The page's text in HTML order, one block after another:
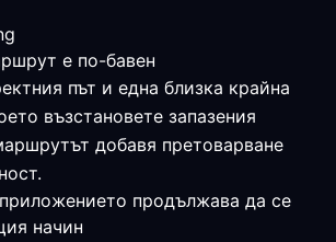
е по-бавен
път и една близка крайна
възстановете запазения
добавя претоварване
продължава да се
начин